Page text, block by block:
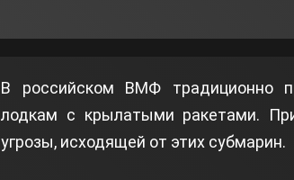
В российском ВМФ традиционно
лодкам с крылатыми ракетами.
угрозы, исходящей от этих субмарин.